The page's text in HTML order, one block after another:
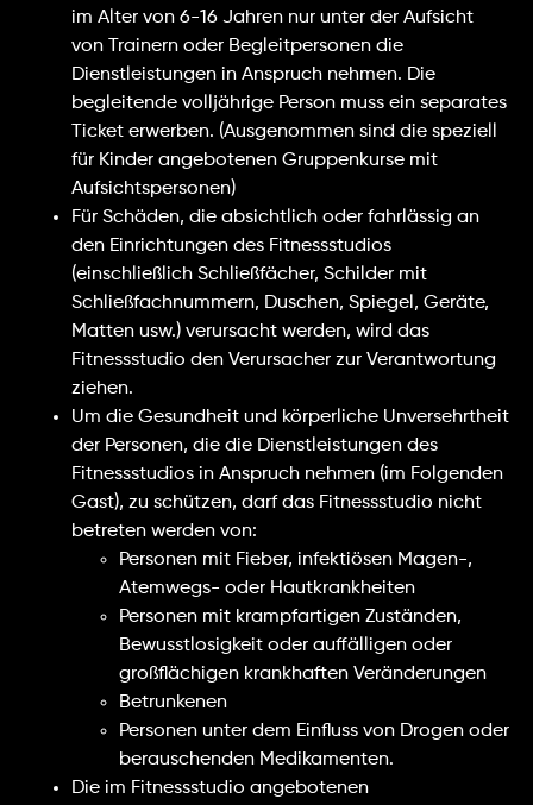
im Alter von 6-16 Jahren nur unter der Aufsicht
von Trainern oder Begleitpersonen die
Dienstleistungen in Anspruch nehmen. Die
begleitende volljährige Person muss ein separates
Ticket erwerben. (Ausgenommen sind die speziell
für Kinder angebotenen Gruppenkurse mit
Aufsichtspersonen)
Für Schäden, die absichtlich oder fahrlässig an
den Einrichtungen des Fitnessstudios
(einschließlich Schließfächer, Schilder mit
Schließfachnummern, Duschen, Spiegel, Geräte,
Matten usw.) verursacht werden, wird das
Fitnessstudio den Verursacher zur Verantwortung
ziehen.
Um die Gesundheit und körperliche Unversehrtheit
der Personen, die die Dienstleistungen des
Fitnessstudios in Anspruch nehmen (im Folgenden
Gast), zu schützen, darf das Fitnessstudio nicht
betreten werden von:
Personen mit Fieber, infektiösen Magen-,
Atemwegs- oder Hautkrankheiten
Personen mit krampfartigen Zuständen,
Bewusstlosigkeit oder auffälligen oder
großflächigen krankhaften Veränderungen
Betrunkenen
Personen unter dem Einfluss von Drogen oder
berauschenden Medikamenten.
Die im Fitnessstudio angebotenen